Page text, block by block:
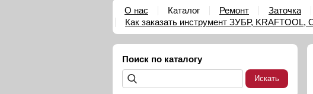
О нас Каталог Ремонт Заточка
Как заказать инструмент ЗУБР, KRAFTOOL,
Поиск по каталогу